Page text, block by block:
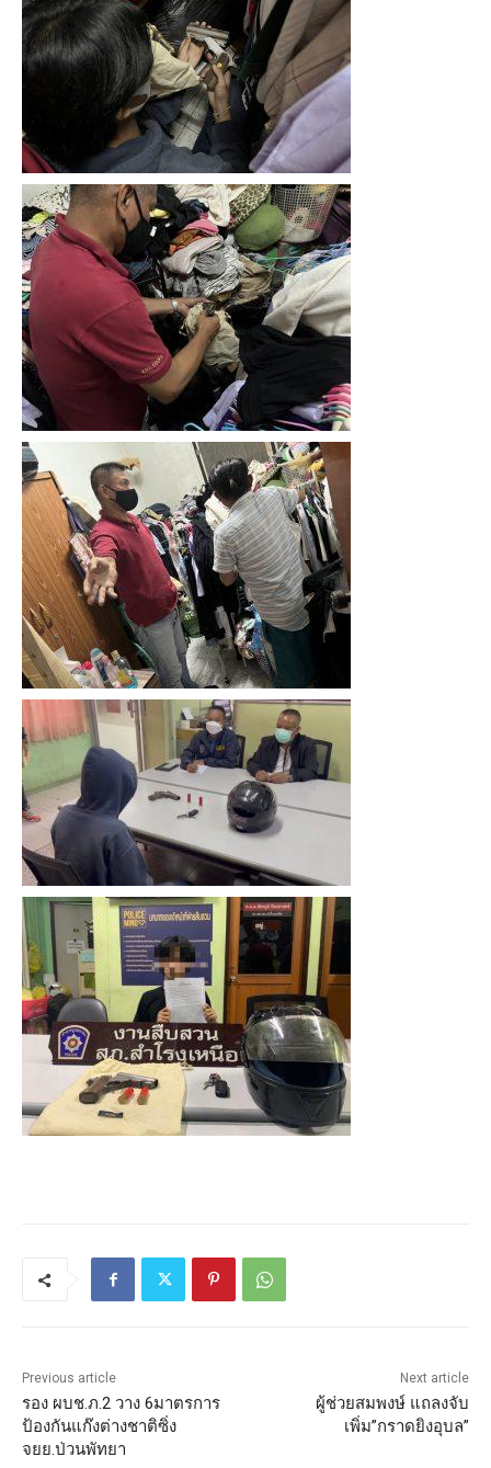
Previous article
รอง ผบช.ภ.2 วาง 6มาตรการ
ป้องกันแก๊งต่างชาติซิ่ง
จยย.ป่วนพัทยา
Next article
ผู้ช่วยสมพงษ์ แถลงจับ
เพิ่ม”กราดยิงอุบล”